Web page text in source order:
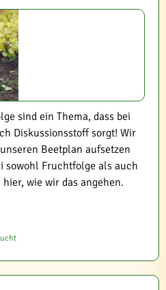
sind ein Thema, dass bei
Diskussionsstoff sorgt! Wir
Beetplan aufsetzen
sowohl Fruchtfolge als auch
wie wir das angehen.